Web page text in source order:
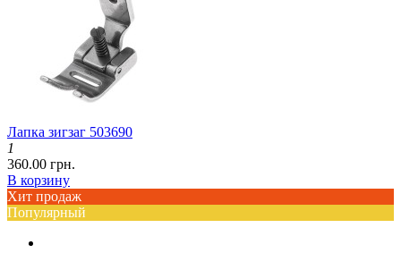
Лапка зигзаг 503690
1
360.00 грн.
В корзину
Хит продаж
Популярный